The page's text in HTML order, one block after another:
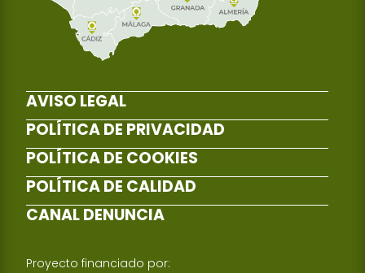
AVISO LEGAL
POLÍTICA DE PRIVACIDAD
POLÍTICA DE COOKIES
POLÍTICA DE CALIDAD
CANAL DENUNCIA
Proyecto financiado por: